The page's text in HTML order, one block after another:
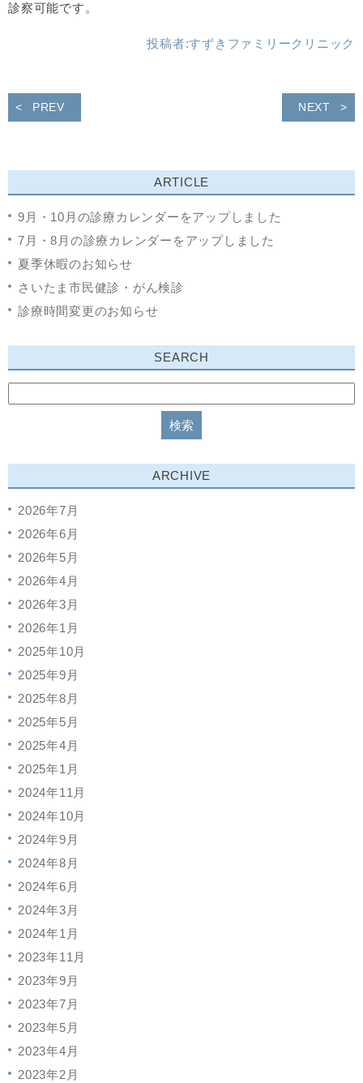
診察可能です。
投稿者:すずきファミリークリニック
PREV NEXT
ARTICLE
9月・10月の診療カレンダーをアップしました
7月・8月の診療カレンダーをアップしました
夏季休暇のお知らせ
さいたま市民健診・がん検診
診療時間変更のお知らせ
SEARCH
ARCHIVE
2026年7月
2026年6月
2026年5月
2026年4月
2026年3月
2026年1月
2025年10月
2025年9月
2025年8月
2025年5月
2025年4月
2025年1月
2024年11月
2024年10月
2024年9月
2024年8月
2024年6月
2024年3月
2024年1月
2023年11月
2023年9月
2023年7月
2023年5月
2023年4月
2023年2月